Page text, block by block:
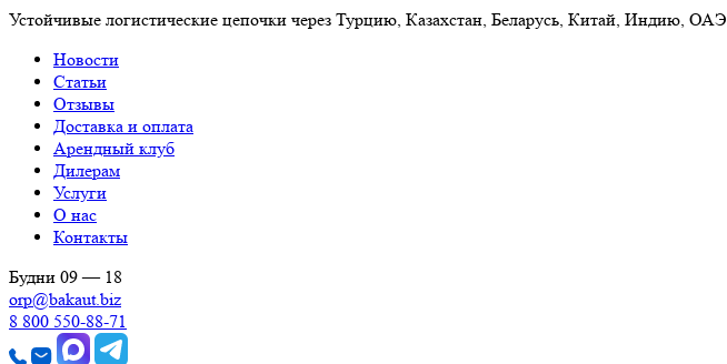
Устойчивые логистические цепочки через Турцию, Казахстан, Беларусь, Китай, Индию,
Новости
Статьи
Отзывы
Доставка и оплата
Арендный клуб
Дилерам
Услуги
О нас
Контакты
Будни 09 — 18
orp@bakaut.biz
8 800 550-88-71